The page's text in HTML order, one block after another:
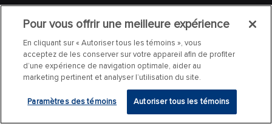
Pour vous offrir une meilleure expérience
En cliquant sur « Autoriser tous les témoins », vous
acceptez de les conserver sur votre appareil afin de profiter
d’une expérience de navigation optimale, aider au
marketing pertinent et analyser l’utilisation du site.
Paramètres des témoins Autoriser tous les témoins